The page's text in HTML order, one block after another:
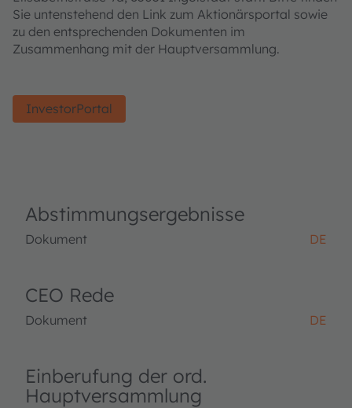
Sie untenstehend den Link zum Aktionärsportal sowie
zu den entsprechenden Dokumenten im
Zusammenhang mit der Hauptversammlung.
InvestorPortal
Abstimmungsergebnisse
Dokument DE
CEO Rede
Dokument DE
Einberufung der ord.
Hauptversammlung